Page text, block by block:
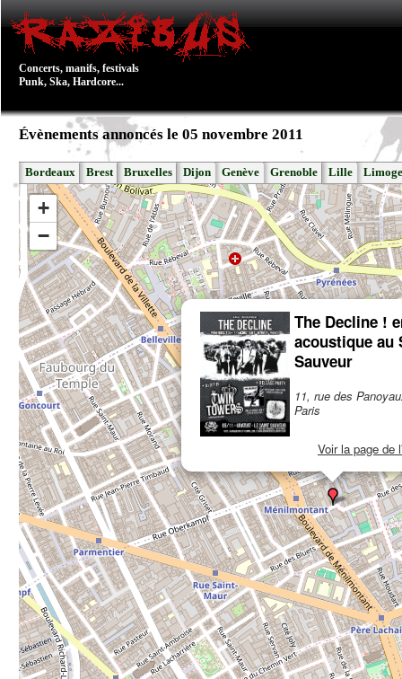
Concerts, manifs, festivals
Punk, Ska, Hardcore...
Évènements annoncés le 05 novembre 2011
Bordeaux Brest Bruxelles Dijon Genève Grenoble Lille
The Decline !
acoustique au
Sauveur
11, rue des
Paris
Voir la page de
+
−